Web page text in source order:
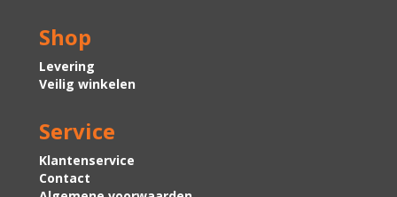
Shop
Levering
Veilig winkelen
Service
Klantenservice
Contact